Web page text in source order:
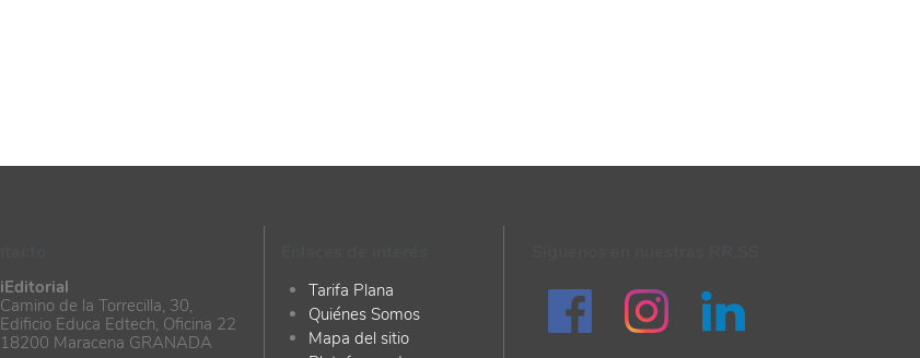
iEditorial
Camino de la Torrecilla, 30,
Edificio Educa Edtech, Oficina 22
18200 Maracena GRANADA
Tarifa Plana
Quiénes Somos
Mapa del sitio